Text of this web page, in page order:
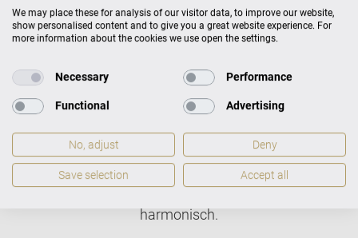
C. BECHSTEIN ACADEMY
harmonisch.
We may place these for analysis of our visitor data, to improve our website,
show personalised content and to give you a great website experience. For
more information about the cookies we use open the settings.
Necessary Performance
Functional Advertising
No, adjust Deny
Save selection Accept all